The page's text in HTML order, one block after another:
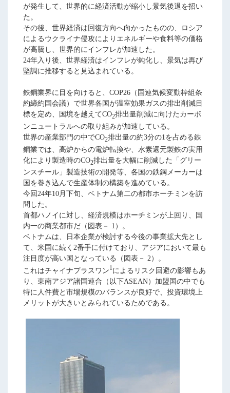
が発生して、世界的に経済活動が縮小し景気後退を招い
た。
その後、世界経済は回復方向へ向かったものの、ロシア
によるウクライナ侵攻によりエネルギーや食料等の価格
が高騰し、世界的にインフレが加速した。
24年入り後、世界経済はインフレが鈍化し、景気は再び
堅調に推移すると見込まれている。
鉄鋼業界に目を向けると、COP26（国連気候変動枠組条
約締約国会議）で世界各国が温室効果ガスの排出削減目
標を定め、国境を越えてCO2排出量削減に向けたカーボ
ンニュートラルへの取り組みが加速している。
世界の産業部門の中でCO2排出量の約3分の1を占める鉄
鋼業では、高炉からの電炉転換や、水素還元製鉄の実用
化により製造時のCO2排出量を大幅に削減した「グリー
ンスチール」製造技術の開発等、各国の鉄鋼メーカーは
国を巻き込んで生産体制の構築を進めている。
今回24年10月下旬、ベトナム第二の都市ホーチミンを訪
問した。
首都ハノイに対し、経済規模はホーチミンが上回り、国
内一の商業都市だ（図表－ 1）。
ベトナムは、日本企業が検討する今後の事業拡大先とし
て、米国に続く2番手に付けており、アジアにおいて最も
注目度が高い国となっている（図表－ 2）。
これはチャイナプラスワン1によるリスク回避の影響もあ
り、東南アジア諸国連合（以下ASEAN）加盟国の中でも
特に人件費と市場規模のバランスが良好で、投資環境上
メリットが大きいとみられているためである。